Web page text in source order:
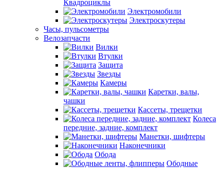
Квадроциклы
Электромобили
Электроскутеры
Часы, пульсометры
Велозапчасти
Вилки
Втулки
Защита
Звезды
Камеры
Каретки, валы,
чашки
Кассеты, трещетки
Колеса
передние, задние, комплект
Манетки, шифтеры
Наконечники
Обода
Ободные